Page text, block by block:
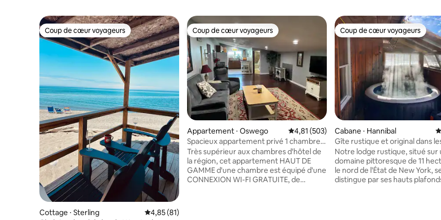
Coup de cœur voyageurs
Coup de cœur voyageurs
Cottage ⋅ Sterling Évaluation moyenne sur la base de 81 commentaires : 4,85 sur 5
4,85 (81)
Coup de cœur voyageurs
Coup de cœur voyageurs
Appartement ⋅ Oswego Évaluation moyenne sur la base de 503
4,81 (503)
Spacieux appartement privé 1 chambre
lit king size jacuzzi TV ROKU
Très supérieur aux chambres d'hôtel de
la région, cet appartement HAUT DE
GAMME d'une chambre est équipé d'une
CONNEXION WI-FI GRATUITE, de
Coup de cœur voyageurs
Coup de cœur voyageurs
Cabane ⋅ Hannibal
Gîte rustique et original dans
Notre lodge rustique, situé sur
domaine pittoresque de 11
le nord de l'État de New York,
distingue par ses hauts